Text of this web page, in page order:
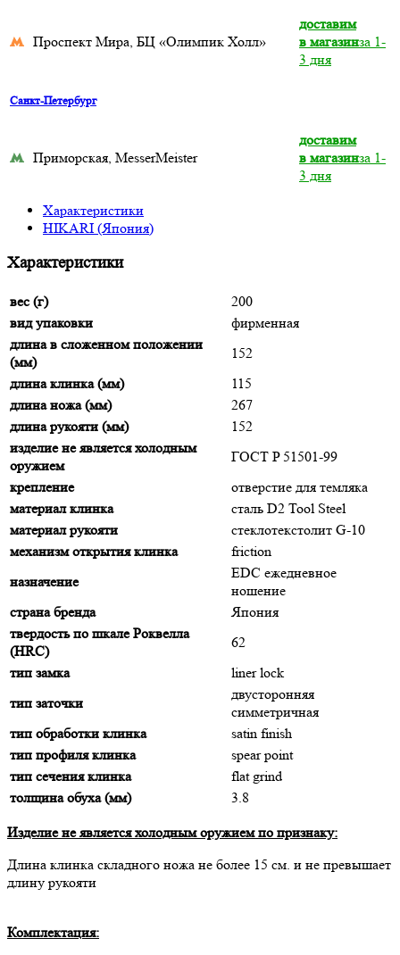
Проспект Мира, БЦ «Олимпик Холл»
доставим
в магазинза 1-
3 дня
Санкт-Петербург
Приморская, MesserMeister
доставим
в магазинза 1-
3 дня
Характеристики
HIKARI (Япония)
Характеристики
вес (г)
200
вид упаковки
фирменная
длина в сложенном положении
(мм)
152
длина клинка (мм)
115
длина ножа (мм)
267
длина рукояти (мм)
152
изделие не является холодным
оружием
ГОСТ P 51501-99
крепление
отверстие для темляка
материал клинка
сталь D2 Tool Steel
материал рукояти
стеклотекстолит G-10
механизм открытия клинка
friction
назначение
EDC ежедневное
ношение
страна бренда
Япония
твердость по шкале Роквелла
(HRC)
62
тип замка
liner lock
тип заточки
двусторонняя
симметричная
тип обработки клинка
satin finish
тип профиля клинка
spear point
тип сечения клинка
flat grind
толщина обуха (мм)
3.8
Изделие не является холодным оружием по признаку:
Длина клинка складного ножа не более 15 cм. и не превышает
длину рукояти
Комплектация: